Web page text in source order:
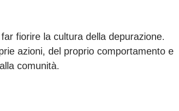
fiorire la cultura della depurazione.
azioni, del proprio comportamento e
comunità.